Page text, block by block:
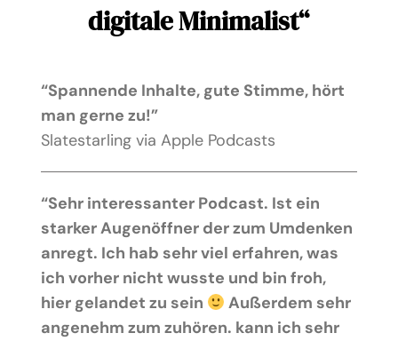
digitale Minimalist“
“Spannende Inhalte, gute Stimme, hört
man gerne zu!”
Slatestarling via Apple Podcasts
“Sehr interessanter Podcast. Ist ein
starker Augenöffner der zum Umdenken
anregt. Ich hab sehr viel erfahren, was
ich vorher nicht wusste und bin froh,
hier gelandet zu sein
Außerdem sehr
angenehm zum zuhören. kann ich sehr